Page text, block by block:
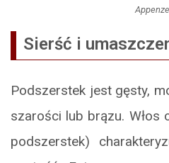
Sierść i
Podszerstek jest gęsty,
szarości lub brązu. Włos
podszerstek)